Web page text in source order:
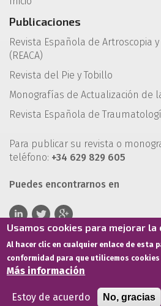
Publicaciones
Revista Española de Artroscopia
(REACA)
Revista del Pie y Tobillo
Monografías de Actualización de la
Revista Española de
Para publicar su revista o
teléfono: +34 629 829 605
Puedes encontrarnos en
Términos de servicio Política de
Usamos cookies para mejorar la
Al hacer clic en cualquier enlace de esta
conformidad para que utilicemos
Más información
Estoy de acuerdo No, gracias